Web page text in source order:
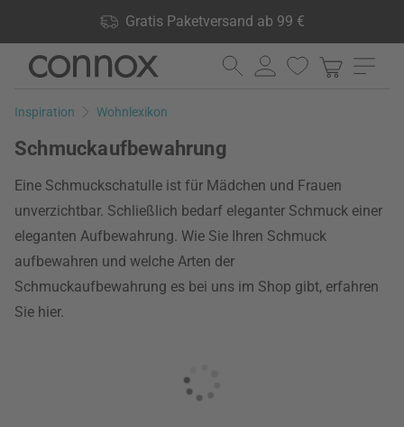
Gratis Paketversand ab 99 €
lagernd, 60 Tage Rückgaberecht
Direkt
Seiteninhalt
Direkt
Suchfeld
Inspiration Wohnlexikon
Schmuckaufbewahrung
Eine Schmuckschatulle ist für Mädchen und Frauen
unverzichtbar. Schließlich bedarf eleganter Schmuck einer
eleganten Aufbewahrung. Wie Sie Ihren Schmuck
aufbewahren und welche Arten der
Schmuckaufbewahrung es bei uns im Shop gibt, erfahren
Sie hier.